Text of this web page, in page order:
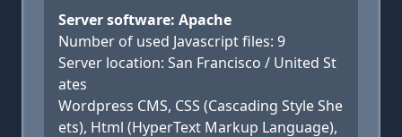
Server software: Apache
Number of used Javascript files: 9
Server location: San Francisco / United St
ates
Wordpress CMS, CSS (Cascading Style She
ets), Html (HyperText Markup Language),